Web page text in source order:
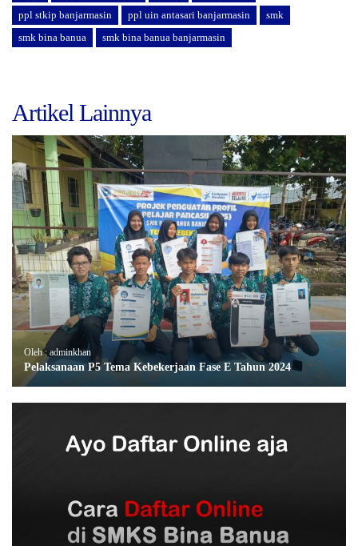
ppl stkip banjarmasin
ppl uin antasari banjarmasin
smk
smk bina banua
smk bina banua banjarmasin
Artikel Lainnya
Oleh : adminkhan
Pelaksanaan P5 Tema Kebekerjaan Fase E Tahun 2024